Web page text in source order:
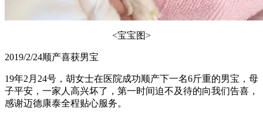
<宝宝图>
2019/2/24顺产喜获男宝
19年2月24号，胡女士在医院成功顺产下一名6斤重的男宝，母
子平安，一家人高兴坏了，第一时间迫不及待的向我们告喜，
感谢迈德康泰全程贴心服务。